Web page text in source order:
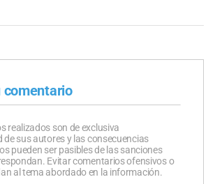
comentario
realizados son de exclusiva
de sus autores y las consecuencias
pueden ser pasibles de las sanciones
Evitar comentarios ofensivos o
al tema abordado en la información.